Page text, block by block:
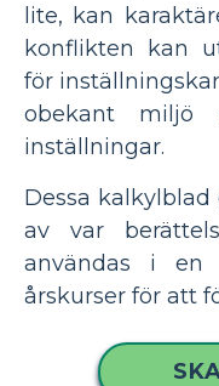
lite, kan
konflikten kan
för
obekant miljö
inställningar.
Dessa
av var
användas i en
årskurser för att